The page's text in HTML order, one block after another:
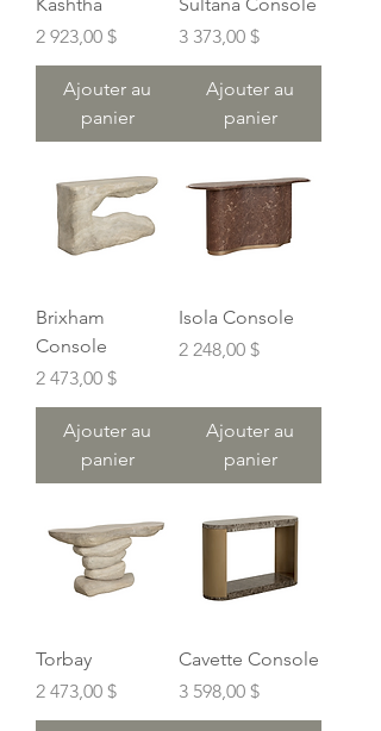
Prix
2 923,00 $
Ajouter au
panier
Prix
3 373,00 $
Ajouter au
panier
Brixham
Console
Prix
2 473,00 $
Ajouter au
panier
Isola Console
Prix
2 248,00 $
Ajouter au
panier
Torbay
Prix
2 473,00 $
Cavette Console
Prix
3 598,00 $